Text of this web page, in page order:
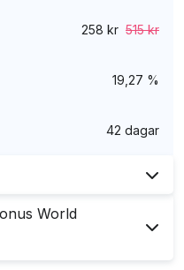
258 kr 515 kr
19,27 %
42 dagar
(0)
World